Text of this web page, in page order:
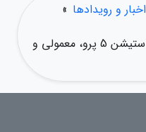
اخبار و رویدادها »
ببینید؛ تصاویر مقایسه ای پلی استیشن 5 پرو، معمولی و